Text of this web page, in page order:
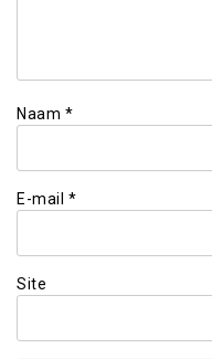
Naam *
E-mail *
Site